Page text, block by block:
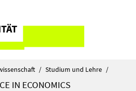
/ Studium und Lehre /
IN ECONOMICS